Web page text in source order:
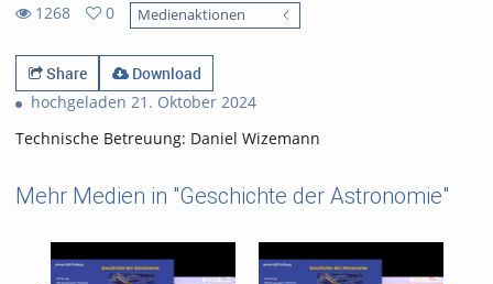
1268
views
0
favorites
Medienaktionen
Share
Download
hochgeladen 21. Oktober 2024
Technische Betreuung: Daniel Wizemann
Mehr Medien in "Geschichte der Astronomie"